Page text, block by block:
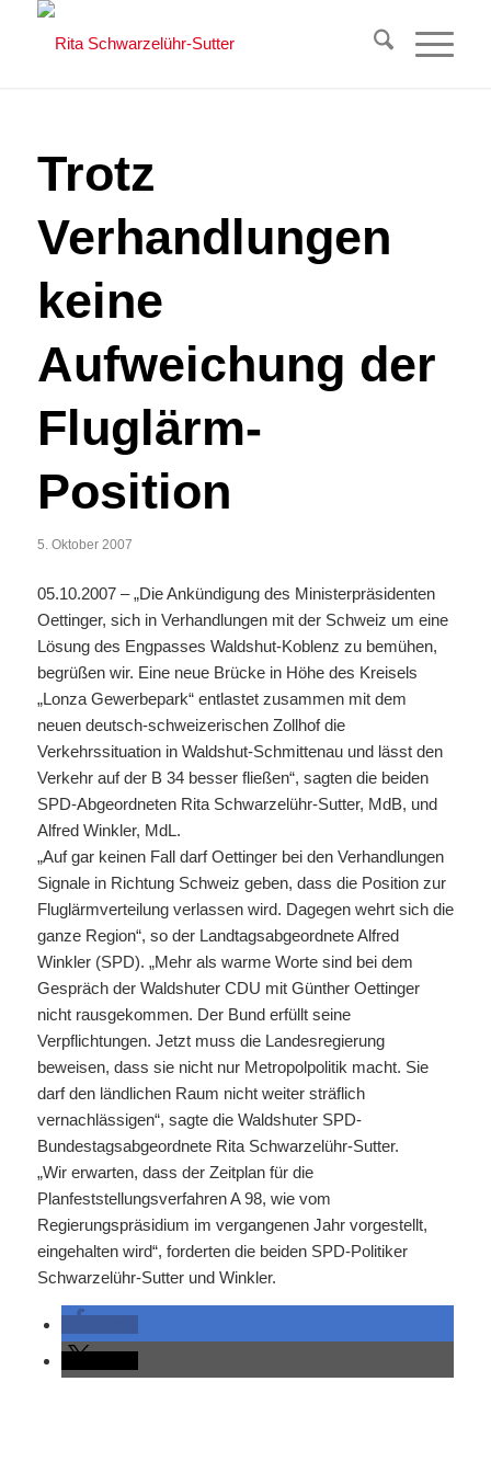
Trotz
Verhandlungen
keine
Aufweichung der
Fluglärm-
Position
5. Oktober 2007
05.10.2007 – „Die Ankündigung des Ministerpräsidenten
Oettinger, sich in Verhandlungen mit der Schweiz um eine
Lösung des Engpasses Waldshut-Koblenz zu bemühen,
begrüßen wir. Eine neue Brücke in Höhe des Kreisels
„Lonza Gewerbepark“ entlastet zusammen mit dem
neuen deutsch-schweizerischen Zollhof die
Verkehrssituation in Waldshut-Schmittenau und lässt den
Verkehr auf der B 34 besser fließen“, sagten die beiden
SPD-Abgeordneten Rita Schwarzelühr-Sutter, MdB, und
Alfred Winkler, MdL.
„Auf gar keinen Fall darf Oettinger bei den Verhandlungen
Signale in Richtung Schweiz geben, dass die Position zur
Fluglärmverteilung verlassen wird. Dagegen wehrt sich die
ganze Region“, so der Landtagsabgeordnete Alfred
Winkler (SPD). „Mehr als warme Worte sind bei dem
Gespräch der Waldshuter CDU mit Günther Oettinger
nicht rausgekommen. Der Bund erfüllt seine
Verpflichtungen. Jetzt muss die Landesregierung
beweisen, dass sie nicht nur Metropolpolitik macht. Sie
darf den ländlichen Raum nicht weiter sträflich
vernachlässigen“, sagte die Waldshuter SPD-
Bundestagsabgeordnete Rita Schwarzelühr-Sutter.
„Wir erwarten, dass der Zeitplan für die
Planfeststellungsverfahren A 98, wie vom
Regierungspräsidium im vergangenen Jahr vorgestellt,
eingehalten wird“, forderten die beiden SPD-Politiker
Schwarzelühr-Sutter und Winkler.